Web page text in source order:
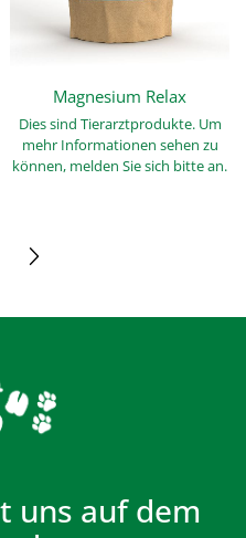
Magnesium Relax
Dies sind Tierarztprodukte. Um
mehr Informationen sehen zu
können, melden Sie sich bitte an.
uns auf dem